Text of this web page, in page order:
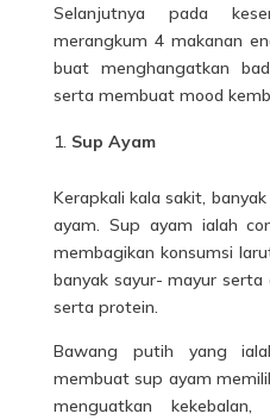
Selanjutnya pada
merangkum 4 makanan
buat menghangatkan
serta membuat mood
Sup Ayam
Kerapkali kala sakit,
ayam. Sup ayam ialah
membagikan konsumsi
banyak sayur- mayur
serta protein.
Bawang putih yang
membuat sup ayam
menguatkan